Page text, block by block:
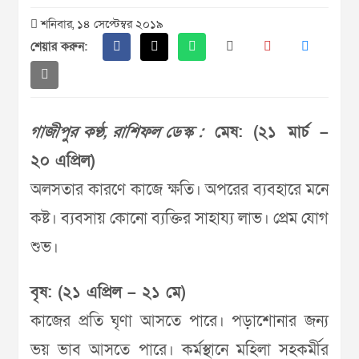
শনিবার, ১৪ সেপ্টেম্বর ২০১৯
শেয়ার করুন:
গাজীপুর কণ্ঠ, রাশিফল ডেস্ক :মেষ: (২১ মার্চ –
২০ এপ্রিল)
অলসতার কারণে কাজে ক্ষতি। অপরের ব্যবহারে মনে
কষ্ট। ব্যবসায় কোনো ব্যক্তির সাহায্য লাভ। প্রেম যোগ
শুভ।
বৃষ: (২১ এপ্রিল – ২১ মে)
কাজের প্রতি ঘৃণা আসতে পারে। পড়াশোনার জন্য
ভয় ভাব আসতে পারে। কর্মস্থানে মহিলা সহকর্মীর